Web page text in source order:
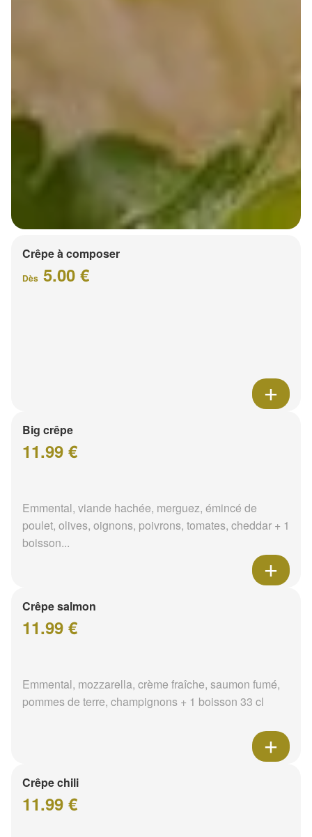
Crêpe à composer
Dès 5.00 €
Big crêpe
11.99 €
Emmental, viande hachée, merguez, émincé de
poulet, olives, oignons, poivrons, tomates, cheddar + 1
boisson...
Crêpe salmon
11.99 €
Emmental, mozzarella, crème fraîche, saumon fumé,
pommes de terre, champignons + 1 boisson 33 cl
Crêpe chili
11.99 €